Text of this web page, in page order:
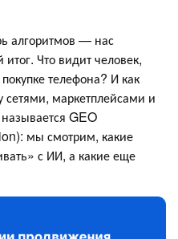
алгоритмов — нас
итог. Что видит человек,
телефона? И как
маркетплейсами и
GEO
мы смотрим, какие
с ИИ, а какие еще